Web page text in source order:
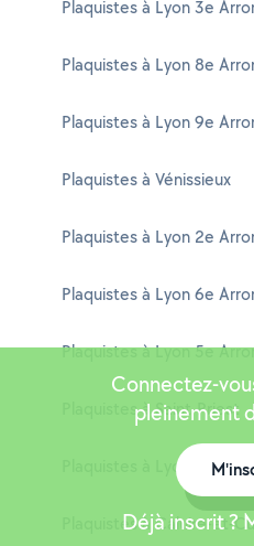
Plaquistes à Lyon 3e
Plaquistes à Lyon 8e
Plaquistes à Lyon 9e
Plaquistes à Vénissieux
Plaquistes à Lyon 2e
Plaquistes à Lyon 6e
Plaquistes à Lyon 5e
Plaquistes à Saint-Priest
Plaquistes à Lyon 1er
Plaquistes à Caluire-et-
Connectez-
pleinement
Déjà inscrit ?